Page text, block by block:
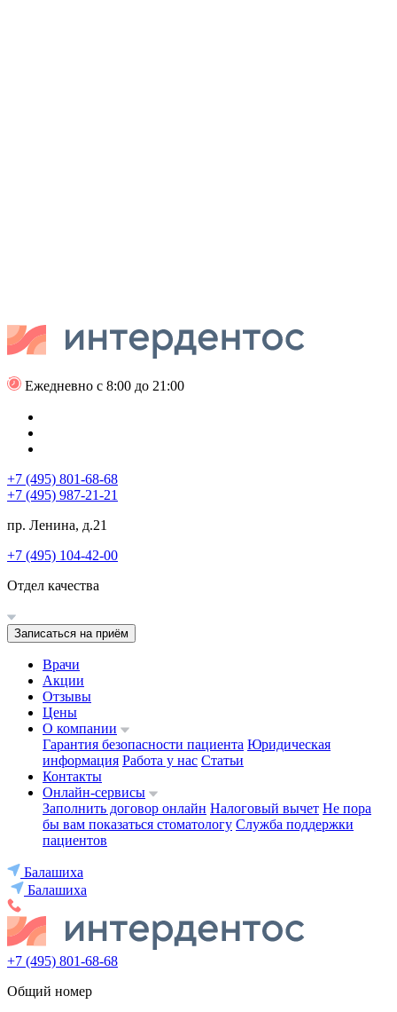
Ежедневно с 8:00 до 21:00
+7 (495) 801-68-68
+7 (495) 987-21-21
пр. Ленина, д.21
+7 (495) 104-42-00
Отдел качества
Записаться на приём
Врачи
Акции
Отзывы
Цены
О компании
Гарантия безопасности пациента Юридическая
информация Работа у нас Статьи
Контакты
Онлайн-сервисы
Заполнить договор онлайн Налоговый вычет Не пора
бы вам показаться стоматологу Служба поддержки
пациентов
Балашиха
Балашиха
+7 (495) 801-68-68
Общий номер